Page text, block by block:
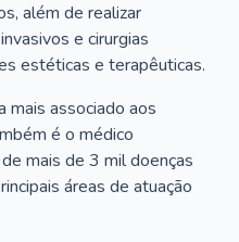
além de realizar
e cirurgias
estéticas e terapêuticas.
mais associado aos
é o médico
mais de 3 mil doenças
áreas de atuação